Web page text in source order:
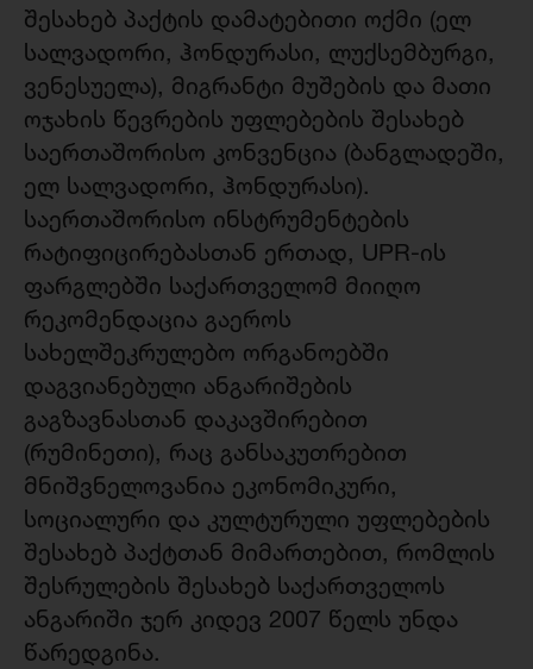
შესახებ პაქტის დამატებითი ოქმი (ელ
სალვადორი, ჰონდურასი, ლუქსემბურგი,
ვენესუელა), მიგრანტი მუშების და მათი
ოჯახის წევრების უფლებების შესახებ
საერთაშორისო კონვენცია (ბანგლადეში,
ელ სალვადორი, ჰონდურასი).
საერთაშორისო ინსტრუმენტების
რატიფიცირებასთან ერთად, UPR-ის
ფარგლებში საქართველომ მიიღო
რეკომენდაცია გაეროს
სახელშეკრულებო ორგანოებში
დაგვიანებული ანგარიშების
გაგზავნასთან დაკავშირებით
(რუმინეთი), რაც განსაკუთრებით
მნიშვნელოვანია ეკონომიკური,
სოციალური და კულტურული უფლებების
შესახებ პაქტთან მიმართებით, რომლის
შესრულების შესახებ საქართველოს
ანგარიში ჯერ კიდევ 2007 წელს უნდა
წარედგინა.